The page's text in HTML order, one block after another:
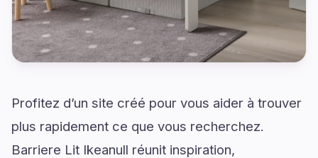
Profitez d’un site créé pour vous aider à trouver
plus rapidement ce que vous recherchez.
Barriere Lit Ikeanull réunit inspiration,